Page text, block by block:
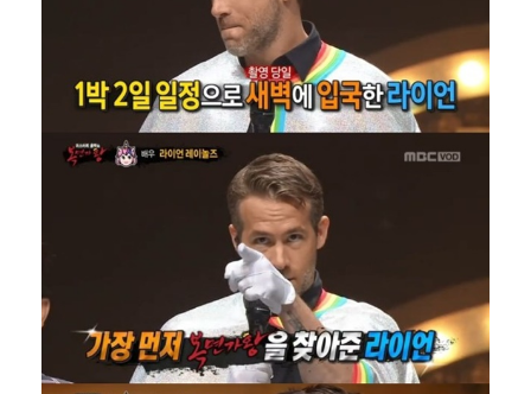
YG 신사옥 출입문 '골프채 난동' 女, 현행범 체포